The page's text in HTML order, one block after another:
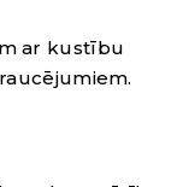
ar kustību